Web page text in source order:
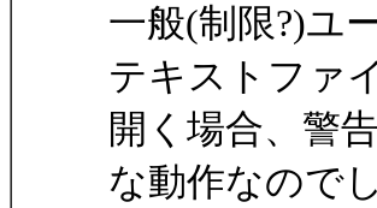
一般(制限?)ユ
テキストファ
開く場合、警
な動作なので